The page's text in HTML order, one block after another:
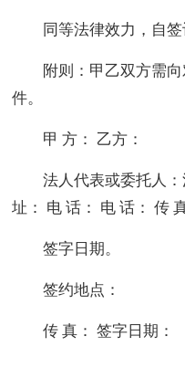
同等法律效力，自签
附则：甲乙双方需
件。
甲 方： 乙方：
法人代表或委托人
址： 电 话： 电 话： 传
签字日期。
签约地点：
传 真： 签字日期：